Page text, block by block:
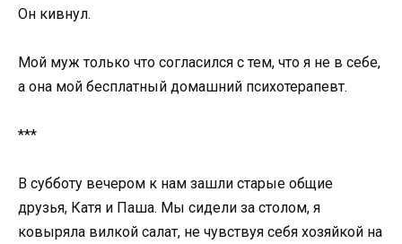
Он кивнул.
Мой муж только что согласился с тем, что я не в себе,
а она мой бесплатный домашний психотерапевт.
***
В субботу вечером к нам зашли старые общие
друзья, Катя и Паша. Мы сидели за столом, я
ковыряла вилкой салат, не чувствуя себя хозяйкой на